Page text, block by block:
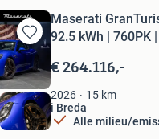
Bewaren
in
Mijn
Favorieten
Maserati
92.5 kWh | 760PK
€ 264.116,-
2026 15 km
Alle milieu/
Maserati Breda